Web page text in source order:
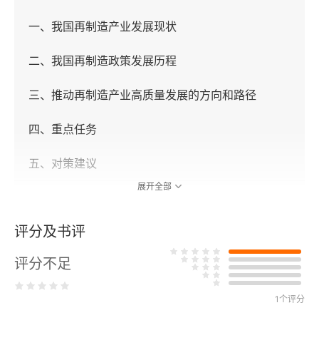
一、我国再制造产业发展现状
二、我国再制造政策发展历程
三、推动再制造产业高质量发展的方向和路径
四、重点任务
五、对策建议
第2章 汽车零部件再制造发展概况
一、行业基本情况
展开全部
评分及书评
评分不足
1个评分